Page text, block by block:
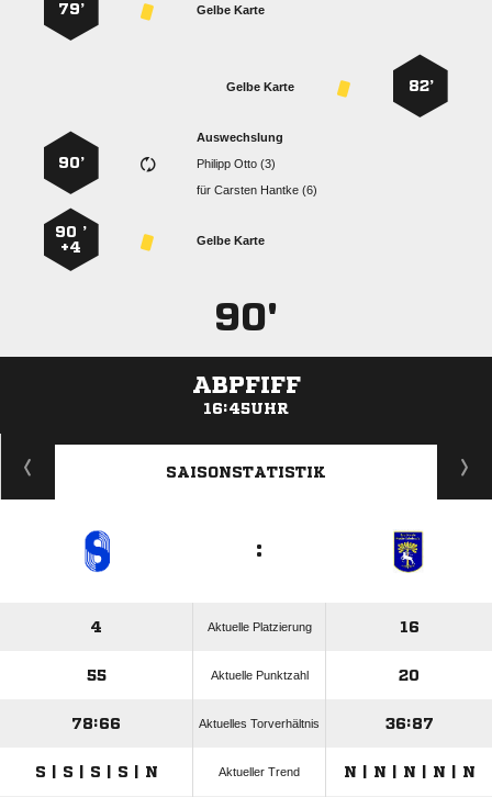
Gelbe Karte
79’
82’
Gelbe Karte
Auswechslung
  
für  
90’
Gelbe Karte
90 ’
+4
90'
ABPFIFF
16:45UHR
ANZEIGE
SAISONSTATISTIK
:
4 Aktuelle Platzierung 16
55 Aktuelle Punktzahl 20
78:66 Aktuelles Torverhältnis 36:87
S | S | S | S | N Aktueller Trend N | N | N | N | N